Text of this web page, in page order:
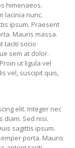
himenaeos.
lacinia nunc.
ipsum. Praesent
Mauris massa.
taciti socio
sem at dolor.
ut ligula vel
vel, suscipit quis,
elit. Integer nec
diam. Sed nisi.
sagittis ipsum.
porta. Mauris